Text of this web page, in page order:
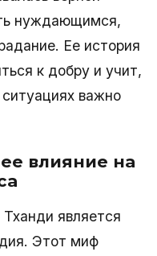
нуждающимся,
Ее история
к добру и учит,
важно
влияние на
является
Этот миф